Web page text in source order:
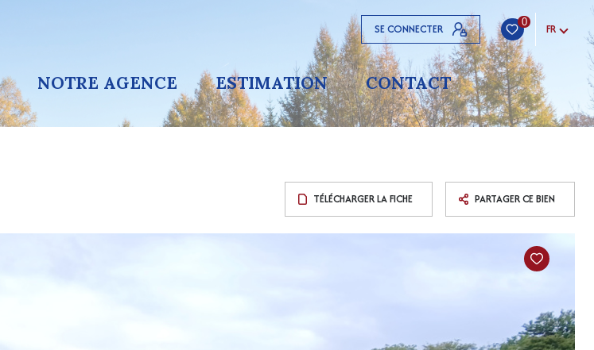
SE CONNECTER 0 FR
NOTRE AGENCE ESTIMATION CONTACT
TÉLÉCHARGER LA FICHE PARTAGER CE BIEN